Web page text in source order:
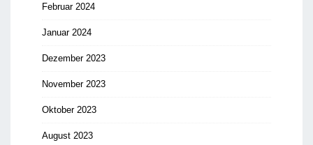
Februar 2024
Januar 2024
Dezember 2023
November 2023
Oktober 2023
August 2023